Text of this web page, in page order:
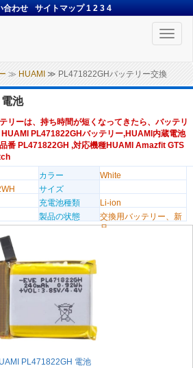
合わせ サイトマップ 1 2 3 4
Toggle
≫ HUAMI ≫ PL471822GHバッテリー交換
池
リーは、持ち時間が短くなってきたら、バッテリ
PL471822GHバッテリー,HUAMI内蔵電池
番 PL471822GH ,対応機種HUAMI Amazfit GTS
カラー
White
サイズ
充電池種類
Li-ion
製品の状態
交換用バッテリー、新
品
PL471822GH 電池